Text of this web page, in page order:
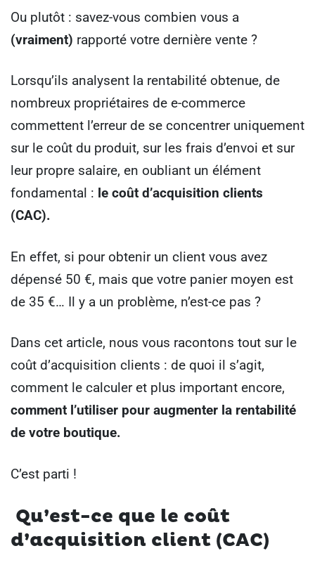
Ou plutôt : savez-vous combien vous a
(vraiment) rapporté votre dernière vente ?
Lorsqu’ils analysent la rentabilité obtenue, de
nombreux propriétaires de e-commerce
commettent l’erreur de se concentrer uniquement
sur le coût du produit, sur les frais d’envoi et sur
leur propre salaire, en oubliant un élément
fondamental : le coût d’acquisition clients
(CAC).
En effet, si pour obtenir un client vous avez
dépensé 50 €, mais que votre panier moyen est
de 35 €… Il y a un problème, n’est-ce pas ?
Dans cet article, nous vous racontons tout sur le
coût d’acquisition clients : de quoi il s’agit,
comment le calculer et plus important encore,
comment l’utiliser pour augmenter la rentabilité
de votre boutique.
C’est parti !
Qu’est-ce que le coût
d’acquisition client (CAC)